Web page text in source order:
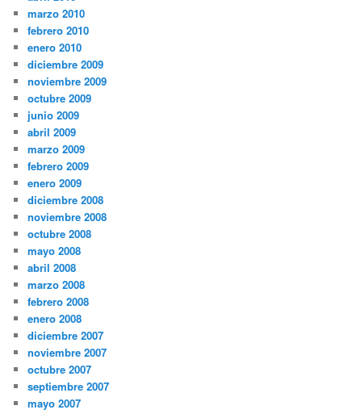
marzo 2010
febrero 2010
enero 2010
diciembre 2009
noviembre 2009
octubre 2009
junio 2009
abril 2009
marzo 2009
febrero 2009
enero 2009
diciembre 2008
noviembre 2008
octubre 2008
mayo 2008
abril 2008
marzo 2008
febrero 2008
enero 2008
diciembre 2007
noviembre 2007
octubre 2007
septiembre 2007
mayo 2007